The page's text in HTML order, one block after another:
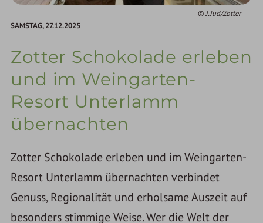
J.Jud/Zotter
SAMSTAG,27.12.2025
Zotter Schokolade erleben
und im Weingarten-
Resort Unterlamm
übernachten
Zotter Schokolade erleben und im Weingarten-
Resort Unterlamm übernachten verbindet
Genuss, Regionalität und erholsame Auszeit auf
besonders stimmige Weise. Wer die Welt der